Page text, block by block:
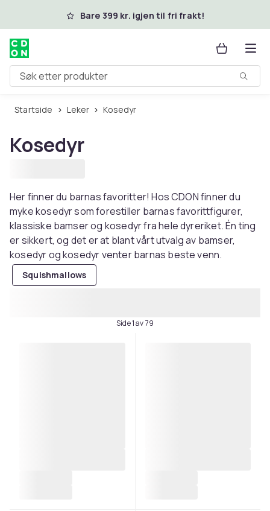
Hopp til hovedinnholdBare 399 kr. igjen til fri frakt!
Søk etter produkter
Startside Leker Kosedyr
Kosedyr
Her finner du barnas favoritter! Hos CDON finner du
myke kosedyr som forestiller barnas favorittfigurer,
klassiske bamser og kosedyr fra hele dyreriket. Én ting
er sikkert, og det er at blant vårt utvalg av bamser,
kosedyr og kosedyr venter barnas beste venn.
Squishmallows
Side 1 av 79